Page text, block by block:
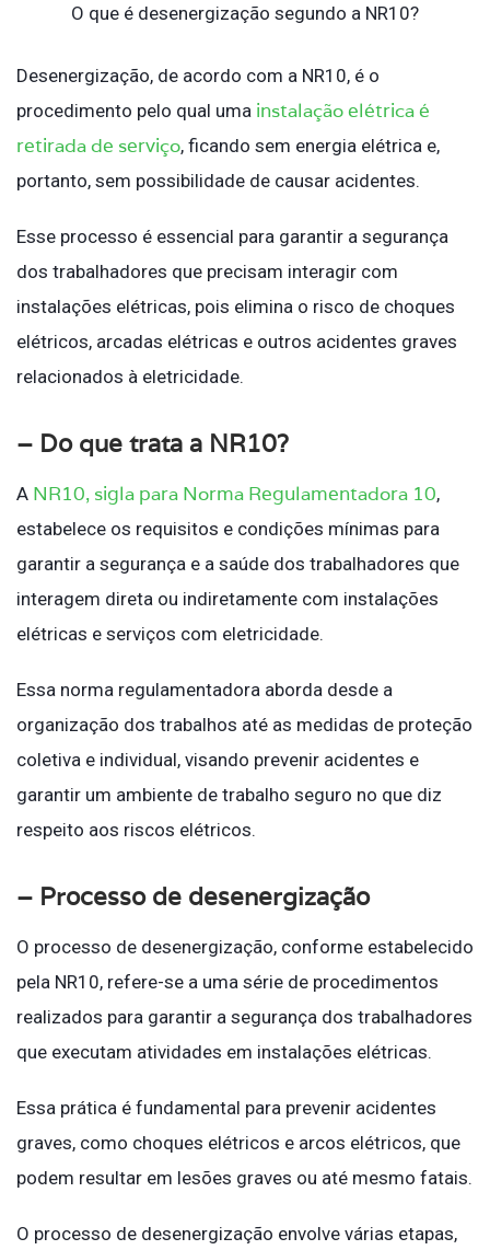
O que é desenergização segundo a NR10?
Desenergização, de acordo com a NR10, é o
procedimento pelo qual uma instalação elétrica é
retirada de serviço, ficando sem energia elétrica e,
portanto, sem possibilidade de causar acidentes.
Esse processo é essencial para garantir a segurança
dos trabalhadores que precisam interagir com
instalações elétricas, pois elimina o risco de choques
elétricos, arcadas elétricas e outros acidentes graves
relacionados à eletricidade.
– Do que trata a NR10?
A NR10, sigla para Norma Regulamentadora 10,
estabelece os requisitos e condições mínimas para
garantir a segurança e a saúde dos trabalhadores que
interagem direta ou indiretamente com instalações
elétricas e serviços com eletricidade.
Essa norma regulamentadora aborda desde a
organização dos trabalhos até as medidas de proteção
coletiva e individual, visando prevenir acidentes e
garantir um ambiente de trabalho seguro no que diz
respeito aos riscos elétricos.
– Processo de desenergização
O processo de desenergização, conforme estabelecido
pela NR10, refere-se a uma série de procedimentos
realizados para garantir a segurança dos trabalhadores
que executam atividades em instalações elétricas.
Essa prática é fundamental para prevenir acidentes
graves, como choques elétricos e arcos elétricos, que
podem resultar em lesões graves ou até mesmo fatais.
O processo de desenergização envolve várias etapas,